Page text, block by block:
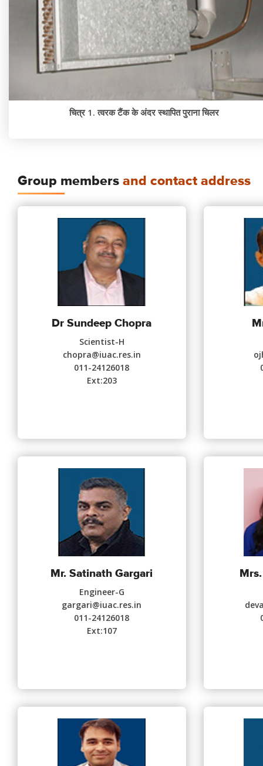
चित्र 1. त्वरक टैंक के अंदर स्थापित पुराना चिलर
Group members and contact address
Dr Sundeep Chopra
Scientist-H
chopra@iuac.res.in
011-24126018
Ext:203
Mr. Satinath Gargari
Engineer-G
gargari@iuac.res.in
011-24126018
Ext:107